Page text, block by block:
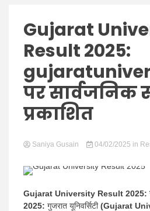
Gujarat
Result 2025:
पर सार्वजनिक
प्रकाशित
Saniya Gusain 04/02/2025 in
Gujarat University Result 2025:
2025: गुजरात यूनिवर्सिटी(Gujarat